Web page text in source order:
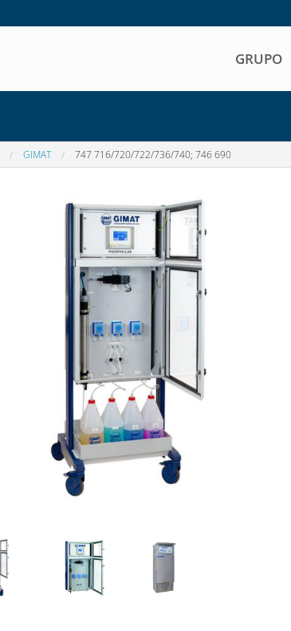
GRUPO
GIMAT 747 716/720/722/736/740; 746 690